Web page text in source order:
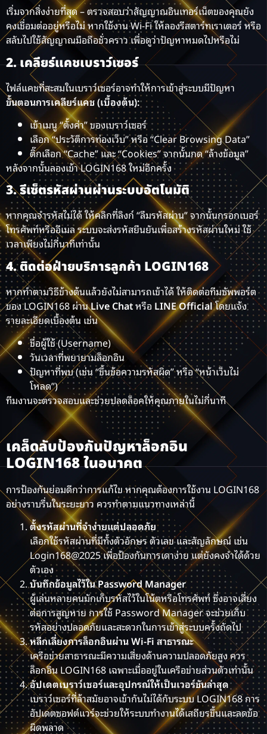
เริ่มจากสิ่งง่ายที่สุด – ตรวจสอบว่าสัญญาณอินเทอร์เน็ตของคุณยัง
คงเชื่อมต่ออยู่หรือไม่ หากใช้งาน Wi-Fi ให้ลองรีสตาร์ทเราเตอร์ หรือ
สลับไปใช้สัญญาณมือถือชั่วคราว เพื่อดูว่าปัญหาหมดไปหรือไม่
2. เคลียร์แคชเบราว์เซอร์
ไฟล์แคชที่สะสมในเบราว์เซอร์อาจทำให้การเข้าสู่ระบบมีปัญหา
ขั้นตอนการเคลียร์แคช (เบื้องต้น):
เข้าเมนู “ตั้งค่า” ของเบราว์เซอร์
เลือก “ประวัติการท่องเว็บ” หรือ “Clear Browsing Data”
ติ๊กเลือก “Cache” และ “Cookies” จากนั้นกด “ล้างข้อมูล”
หลังจากนั้นลองเข้า LOGIN168 ใหม่อีกครั้ง
3. รีเซ็ตรหัสผ่านผ่านระบบอัตโนมัติ
หากคุณจำรหัสไม่ได้ ให้คลิกที่ลิงก์ “ลืมรหัสผ่าน” จากนั้นกรอกเบอร์
โทรศัพท์หรืออีเมล ระบบจะส่งรหัสยืนยันเพื่อสร้างรหัสผ่านใหม่ ใช้
เวลาเพียงไม่กี่นาทีเท่านั้น
4. ติดต่อฝ่ายบริการลูกค้า LOGIN168
หากทำตามวิธีข้างต้นแล้วยังไม่สามารถเข้าได้ ให้ติดต่อทีมซัพพอร์ต
ของ LOGIN168 ผ่านLive Chatหรือ LINE Officialโดยแจ้ง
รายละเอียดเบื้องต้น เช่น
ชื่อผู้ใช้ (Username)
วันเวลาที่พยายามล็อกอิน
ปัญหาที่พบ (เช่น “ขึ้นข้อความรหัสผิด” หรือ “หน้าเว็บไม่
โหลด”)
ทีมงานจะตรวจสอบและช่วยปลดล็อคให้คุณภายในไม่กี่นาที
เคล็ดลับป้องกันปัญหาล็อกอิน
LOGIN168 ในอนาคต
การป้องกันย่อมดีกว่าการแก้ไข หากคุณต้องการใช้งาน LOGIN168
อย่างราบรื่นในระยะยาว ควรทำตามแนวทางเหล่านี้
ตั้งรหัสผ่านที่จำง่ายแต่ปลอดภัย
เลือกใช้รหัสผ่านที่มีทั้งตัวอักษร ตัวเลข และสัญลักษณ์ เช่น
Login168@2025เพื่อป้องกันการเดาง่าย แต่ยังคงจำได้ด้วย
ตัวเอง
บันทึกข้อมูลไว้ใน Password Manager
ผู้เล่นหลายคนมักเก็บรหัสไว้ในโน้ตหรือโทรศัพท์ ซึ่งอาจเสี่ยง
ต่อการสูญหาย การใช้ Password Manager จะช่วยเก็บ
รหัสอย่างปลอดภัยและสะดวกในการเข้าสู่ระบบครั้งถัดไป
หลีกเลี่ยงการล็อกอินผ่าน Wi-Fi สาธารณะ
เครือข่ายสาธารณะมีความเสี่ยงด้านความปลอดภัยสูง ควร
ล็อกอิน LOGIN168 เฉพาะเมื่ออยู่ในเครือข่ายส่วนตัวเท่านั้น
อัปเดตเบราว์เซอร์และอุปกรณ์ให้เป็นเวอร์ชันล่าสุด
เบราว์เซอร์ที่ล้าสมัยอาจเข้ากันไม่ได้กับระบบ LOGIN168 การ
อัปเดตซอฟต์แวร์จะช่วยให้ระบบทำงานได้เสถียรขึ้นและลดข้อ
ผิดพลาด